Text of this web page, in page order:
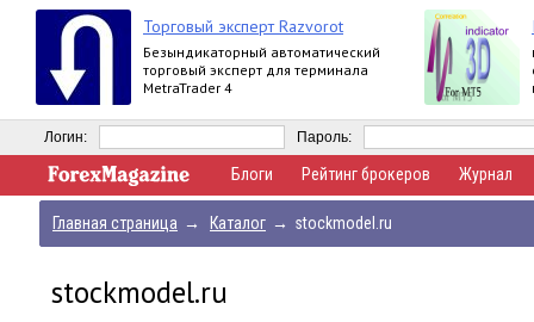
Торговый эксперт Razvorot
Безындикаторный автоматический
торговый эксперт для терминала
MetraTrader 4
Логин: Пароль:
Блоги Рейтинг брокеров Журнал
Главная страница → Каталог → stockmodel.ru
stockmodel.ru